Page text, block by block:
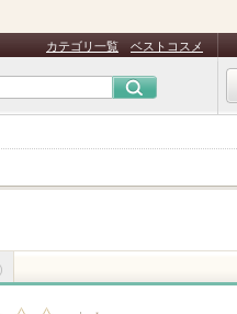
カテゴリ一覧 ベストコスメ